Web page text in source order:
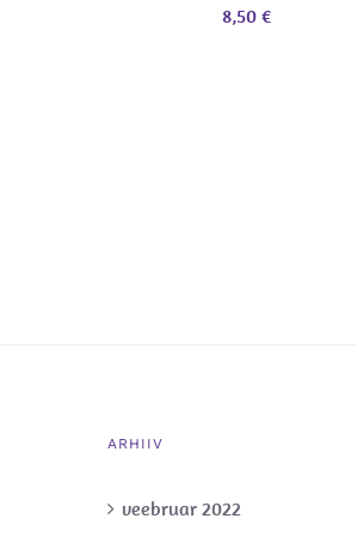
8,50€
ARHIIV
veebruar 2022